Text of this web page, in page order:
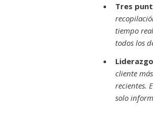
Tres
tiempo
todos los
cliente
recientes.
solo